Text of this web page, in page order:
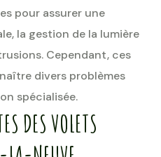
pour assurer une
la gestion de la lumière
Cependant, ces
divers problèmes
spécialisée.
DES VOLETS